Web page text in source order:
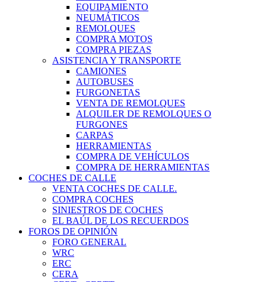
EQUIPAMIENTO
NEUMÁTICOS
REMOLQUES
COMPRA MOTOS
COMPRA PIEZAS
ASISTENCIA Y TRANSPORTE
CAMIONES
AUTOBUSES
FURGONETAS
VENTA DE REMOLQUES
ALQUILER DE REMOLQUES O
FURGONES
CARPAS
HERRAMIENTAS
COMPRA DE VEHÍCULOS
COMPRA DE HERRAMIENTAS
COCHES DE CALLE
VENTA COCHES DE CALLE.
COMPRA COCHES
SINIESTROS DE COCHES
EL BAÚL DE LOS RECUERDOS
FOROS DE OPINIÓN
FORO GENERAL
WRC
ERC
CERA